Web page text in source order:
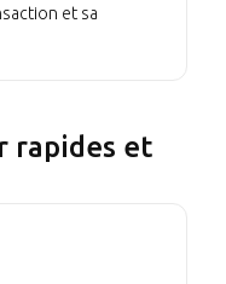
et sa
rapides et